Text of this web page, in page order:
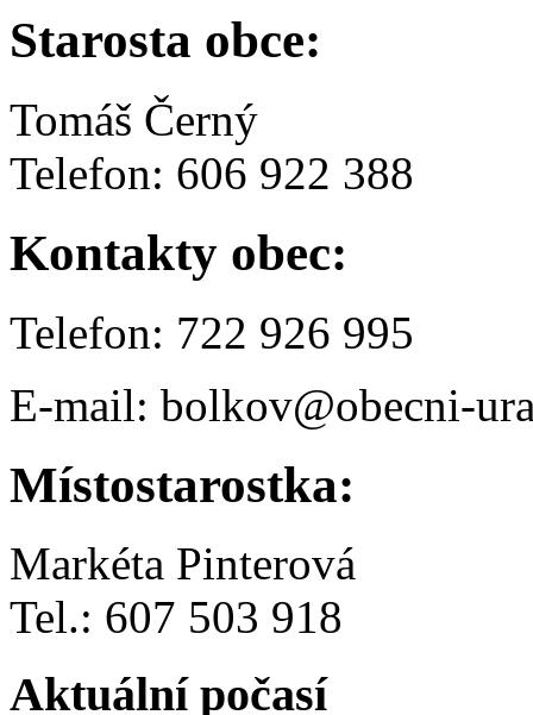
Starosta obce:
Tomáš Černý
Telefon: 606 922 388
Kontakty obec:
Telefon: 722 926 995
E-mail: bolkov@obecni-
Místostarostka:
Markéta Pinterová
Tel.: 607 503 918
Aktuální počasí